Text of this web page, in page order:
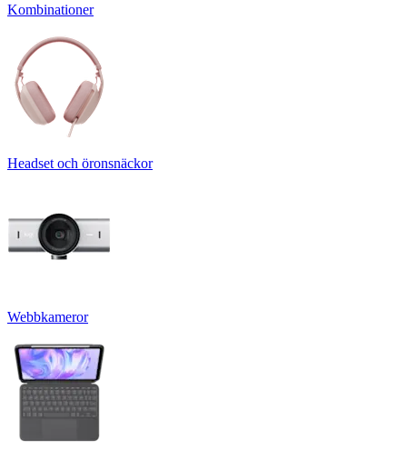
Kombinationer
Headset och öronsnäckor
Webbkameror